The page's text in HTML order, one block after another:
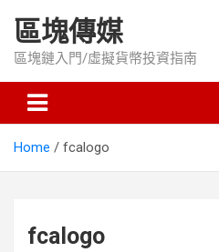
content
區塊傳媒
區塊鏈入門/虛擬貨幣投資指南
Home fcalogo
fcalogo